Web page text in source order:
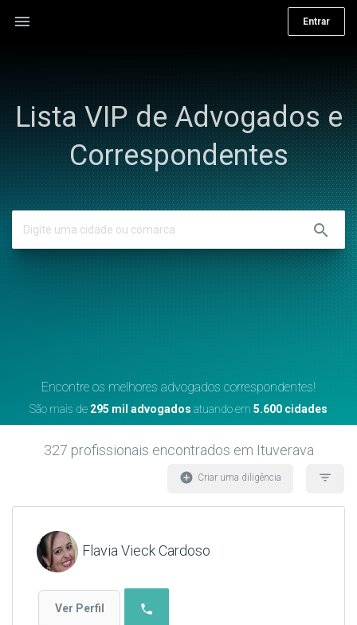
menu Entrar
Lista VIP de Advogados e
Correspondentes
search
Encontre os melhores advogados correspondentes!
São mais de 295 mil advogados atuando em 5.600 cidades
327 profissionais encontrados em Ituverava
filter_list
add_circle Criar uma diligência
Flavia Vieck Cardoso
Ver Perfil phone